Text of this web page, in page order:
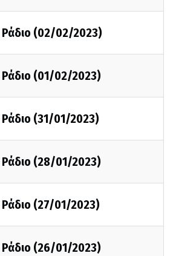
(02/02/2023)
(01/02/2023)
(31/01/2023)
(28/01/2023)
(27/01/2023)
(26/01/2023)